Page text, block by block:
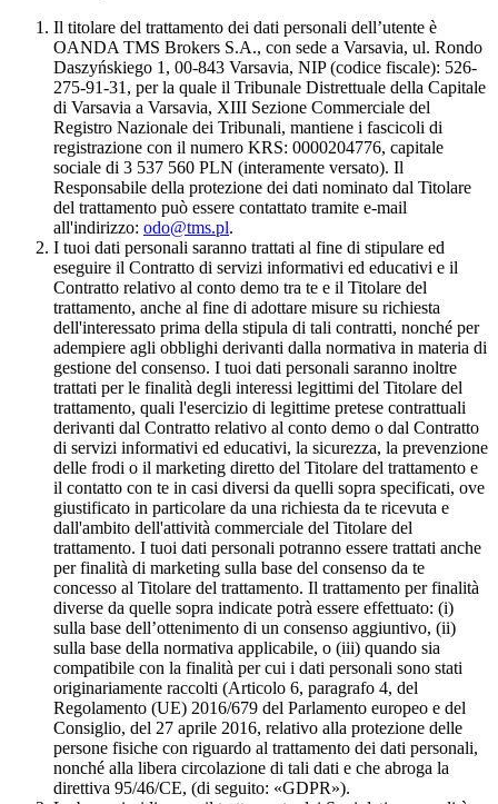
Il titolare del trattamento dei dati personali dell’utente è
OANDA TMS Brokers S.A., con sede a Varsavia, ul. Rondo
Daszyńskiego 1, 00-843 Varsavia, NIP (codice fiscale): 526-
275-91-31, per la quale il Tribunale Distrettuale della Capitale
di Varsavia a Varsavia, XIII Sezione Commerciale del
Registro Nazionale dei Tribunali, mantiene i fascicoli di
registrazione con il numero KRS: 0000204776, capitale
sociale di 3 537 560 PLN (interamente versato). Il
Responsabile della protezione dei dati nominato dal Titolare
del trattamento può essere contattato tramite e-mail
all'indirizzo: odo@tms.pl.
I tuoi dati personali saranno trattati al fine di stipulare ed
eseguire il Contratto di servizi informativi ed educativi e il
Contratto relativo al conto demo tra te e il Titolare del
trattamento, anche al fine di adottare misure su richiesta
dell'interessato prima della stipula di tali contratti, nonché per
adempiere agli obblighi derivanti dalla normativa in materia di
gestione del consenso. I tuoi dati personali saranno inoltre
trattati per le finalità degli interessi legittimi del Titolare del
trattamento, quali l'esercizio di legittime pretese contrattuali
derivanti dal Contratto relativo al conto demo o dal Contratto
di servizi informativi ed educativi, la sicurezza, la prevenzione
delle frodi o il marketing diretto del Titolare del trattamento e
il contatto con te in casi diversi da quelli sopra specificati, ove
giustificato in particolare da una richiesta da te ricevuta e
dall'ambito dell'attività commerciale del Titolare del
trattamento. I tuoi dati personali potranno essere trattati anche
per finalità di marketing sulla base del consenso da te
concesso al Titolare del trattamento. Il trattamento per finalità
diverse da quelle sopra indicate potrà essere effettuato: (i)
sulla base dell’ottenimento di un consenso aggiuntivo, (ii)
sulla base della normativa applicabile, o (iii) quando sia
compatibile con la finalità per cui i dati personali sono stati
originariamente raccolti (Articolo 6, paragrafo 4, del
Regolamento (UE) 2016/679 del Parlamento europeo e del
Consiglio, del 27 aprile 2016, relativo alla protezione delle
persone fisiche con riguardo al trattamento dei dati personali,
nonché alla libera circolazione di tali dati e che abroga la
direttiva 95/46/CE, (di seguito: «GDPR»).